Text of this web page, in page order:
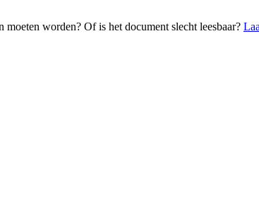
worden? Of is het document slecht leesbaar?